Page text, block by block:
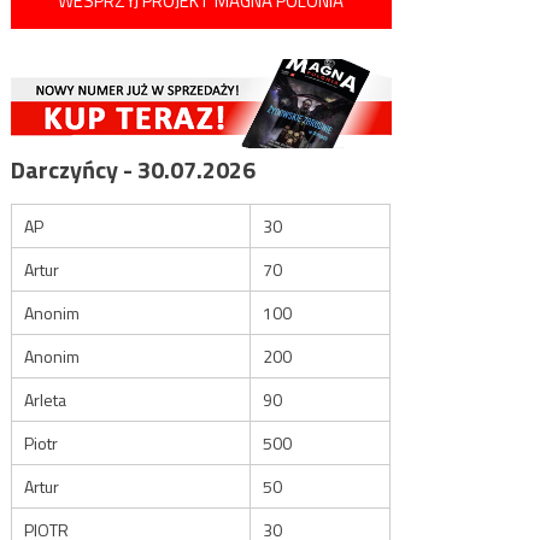
Darczyńcy - 30.07.2026
AP
30
Artur
70
Anonim
100
Anonim
200
Arleta
90
Piotr
500
Artur
50
PIOTR
30